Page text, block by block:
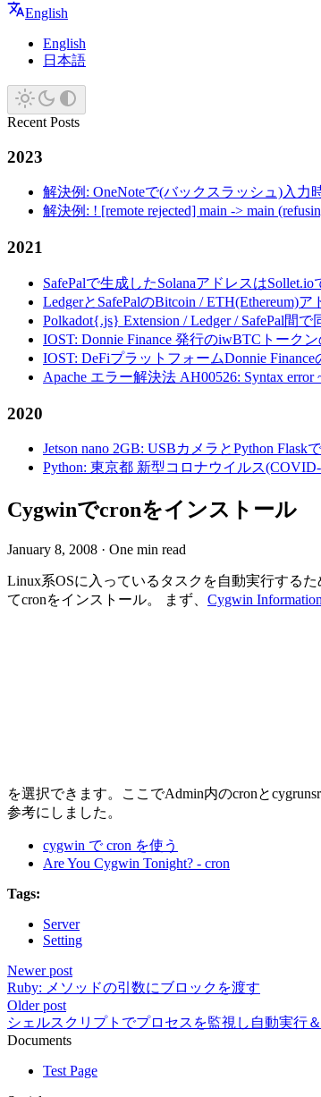
English
English
日本語
Recent Posts
2023
解決例: OneNoteで(バックスラッシュ)入力
解決例: ! [remote rejected] main -> main
2021
SafePalで生成したSolanaアドレスは
LedgerとSafePalのBitcoin / ETH(Ethereum)
Polkadot{.js} Extension / Ledger / SafePal間
IOST: Donnie Finance 発行のiwBTCトーク
IOST: DeFiプラットフォームDonnie
Apache エラー解決法 AH00526: Syntax error
2020
Jetson nano 2GB: USBカメラとPython Flask
Python: 東京都 新型コロナウイルス
Cygwinでcronをインストール
January 8, 2008 · One min read
Linux系OSに入っているタスクを自動実行する
てcronをインストール。 まず、 Cygwin
を選択できます。ここでAdmin内のcronと
参考にしました。
cygwin で cron を使う
Are You Cygwin Tonight? - cron
Tags:
Server
Setting
Newer post
Ruby: メソッドの引数にブロックを渡す
Older post
シェルスクリプトでプロセスを監視し自動実行
Documents
Test Page